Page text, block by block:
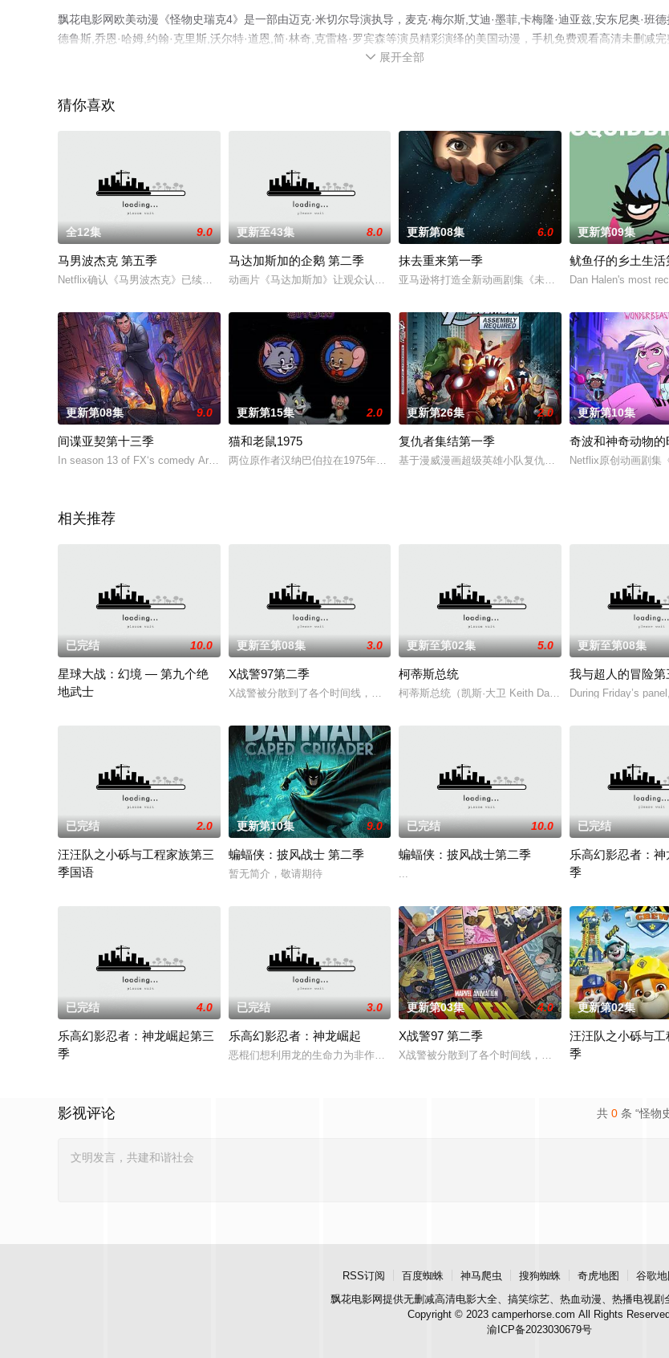
飘花电影网欧美动漫《怪物史瑞克4》是一部由迈克·米切尔导演执导，麦克·梅尔斯,艾迪·墨菲,卡梅隆·迪亚兹,安东尼奥·班
德鲁斯,乔恩·哈姆,约翰·克里斯,沃尔特·道恩,简·林奇,克雷格·罗宾森等演员精彩演绎的美国动漫，手机免费观看高清未删减
集就上飘花影院，更多剧情信息可移步至豆瓣动漫、电视猫或剧情网等平台了解。
 展开全部
猜你喜欢
全12集 9.0
马男波杰克 第五季
Netflix确认《马男波杰克》已续订第五季
更新至43集 8.0
马达加斯加的企鹅 第二季
动画片《马达加斯加》让观众认识了一群令人捧腹的动物，而其中最令人忍俊不禁的，绝对要
更新第08集 6.0
抹去重来第一季
亚马逊将打造全新动画剧集《未了之事》，拉斐尔·鲍勃-
更新第09集
鱿鱼仔的乡土生活
Dan Halen's most
更新第08集 9.0
间谍亚契第十三季
In season 13 of FX‘s comedy Archer, The Agency have been acquired by
更新第15集 2.0
猫和老鼠1975
两位原作者汉纳巴伯拉在1975年回来后，猫和老鼠又制作了新一版，这版猫和老鼠的皮毛颜色
更新第26集 2.0
复仇者集结第一季
基于漫威漫画超级英雄小队复仇者改编，上映于2013年
更新第10集
奇波和神奇动物的
Netflix原创动画剧集
相关推荐
已完结 10.0
星球大战：幻境 — 第九个绝
地武士
更新至第08集 3.0
X战警97第二季
X战警被分散到了各个时间线，从过去，到未来，而他们将在最脆弱的时间点遭遇袭击——如今
更新至第02集 5.0
柯蒂斯总统
柯蒂斯总统（凯斯·大卫 Keith David 配音）及其古怪的
更新至第08集
我与超人的冒险第
During Friday’s
已完结 2.0
汪汪队之小砾与工程家族第三
季国语
更新第10集 9.0
蝙蝠侠：披风战士 第二季
暂无简介，敬请期待
已完结 10.0
蝙蝠侠：披风战士第二季
...
已完结
乐高幻影忍者：神
季
已完结 4.0
乐高幻影忍者：神龙崛起第三
季
已完结 3.0
乐高幻影忍者：神龙崛起
恶棍们想利用龙的生命力为非作歹，两个来自不同世界的少年用他们新获得的忍者力量保护龙免
更新第03集 4.0
X战警97 第二季
X战警被分散到了各个时间线，从过去，到未来，而他们
更新第02集
汪汪队之小砾与工
季
共 0 条 “怪物
影视评论
RSS订阅 百度蜘蛛 神马爬虫 搜狗蜘蛛 奇虎地图 谷歌地
飘花电影网提供无删减高清电影大全、搞笑综艺、热血动漫、热播电视剧
Copyright © 2023 camperhorse.com All Rights
渝ICP备2023030679号